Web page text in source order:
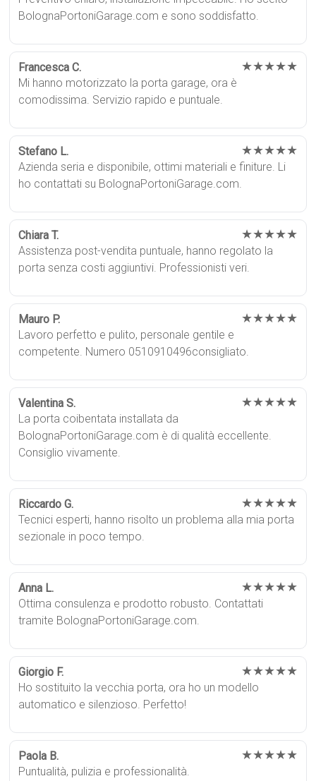
BolognaPortoniGarage.com e sono soddisfatto.
Francesca C. ★★★★★
Mi hanno motorizzato la porta garage, ora è
comodissima. Servizio rapido e puntuale.
Stefano L. ★★★★★
Azienda seria e disponibile, ottimi materiali e finiture. Li
ho contattati su BolognaPortoniGarage.com.
Chiara T. ★★★★★
Assistenza post-vendita puntuale, hanno regolato la
porta senza costi aggiuntivi. Professionisti veri.
Mauro P. ★★★★★
Lavoro perfetto e pulito, personale gentile e
competente. Numero 0510910496consigliato.
Valentina S. ★★★★★
La porta coibentata installata da
BolognaPortoniGarage.com è di qualità eccellente.
Consiglio vivamente.
Riccardo G. ★★★★★
Tecnici esperti, hanno risolto un problema alla mia porta
sezionale in poco tempo.
Anna L. ★★★★★
Ottima consulenza e prodotto robusto. Contattati
tramite BolognaPortoniGarage.com.
Giorgio F. ★★★★★
Ho sostituito la vecchia porta, ora ho un modello
automatico e silenzioso. Perfetto!
Paola B. ★★★★★
Puntualità, pulizia e professionalità.